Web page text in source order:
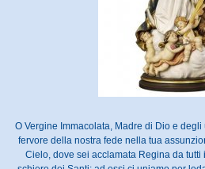
O Vergine Immacolata, Madre di Dio e
fervore della nostra fede nella tua
Cielo, dove sei acclamata Regina da tutti